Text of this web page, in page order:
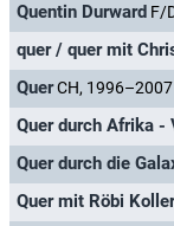
Quentin Durward F/
quer / quer mit
QuerCH, 1996–2007
Quer durch Afrika -
Quer durch die
Quer mit Röbi